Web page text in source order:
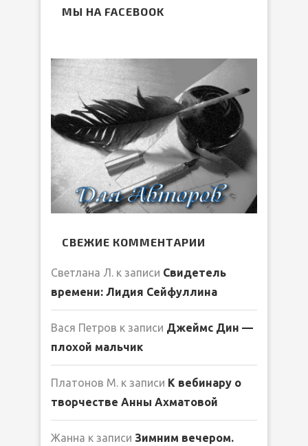
МЫ НА FACEBOOK
СВЕЖИЕ КОММЕНТАРИИ
Светлана Л. к записи Свидетель
времени: Лидия Сейфуллина
Вася Петров к записи Джеймс Дин —
плохой мальчик
Платонов М. к записи К вебинару о
творчестве Анны Ахматовой
Жанна к записи Зимним вечером.